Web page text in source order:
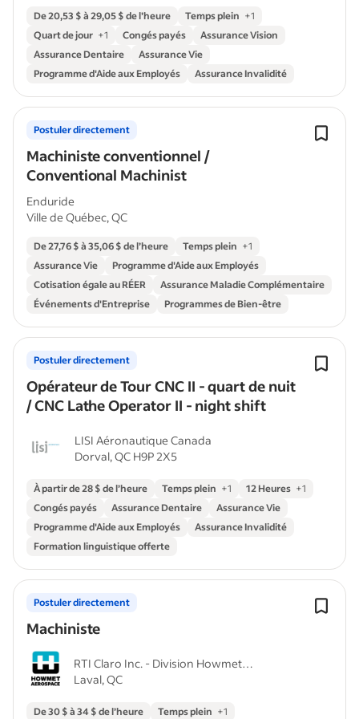
De 20,53 $ à 29,05 $ de l’heure Temps plein +1
Quart de jour +1 Congés payés
Assurance Vision
Assurance Dentaire
Assurance Vie
Programme d'Aide aux Employés
Assurance Invalidité
Machiniste conventionnel /
Conventional Machinist
Postuler directement
Enduride
Ville de Québec, QC
De 27,76 $ à 35,06 $ de l’heure Temps plein +1
Assurance Vie
Programme d'Aide aux Employés
Cotisation égale au RÉER
Assurance Maladie Complémentaire
Événements d'Entreprise
Programmes de Bien-être
Opérateur de Tour CNC II - quart de nuit
/ CNC Lathe Operator II - night shift
Postuler directement
LISI Aéronautique Canada
Dorval, QC H9P 2X5
À partir de 28 $ de l’heure Temps plein +1 12 Heures +1
Congés payés
Assurance Dentaire
Assurance Vie
Programme d'Aide aux Employés
Assurance Invalidité
Formation linguistique offerte
Machiniste
Postuler directement
RTI Claro Inc. - Division Howmet
Aerospace
Laval, QC
De 30 $ à 34 $ de l’heure Temps plein +1